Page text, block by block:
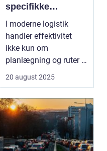
specifikke
logistiske opgaver
I moderne logistik
handler effektivitet
ikke kun om
planlægning og ruter –
20 august 2025